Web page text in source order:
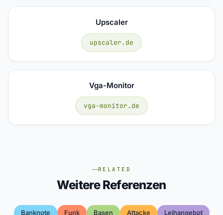
Upscaler
upscaler.de
Vga-Monitor
vga-monitor.de
RELATED
Weitere Referenzen
Banknote Funk Basen Attacke Leihangebot